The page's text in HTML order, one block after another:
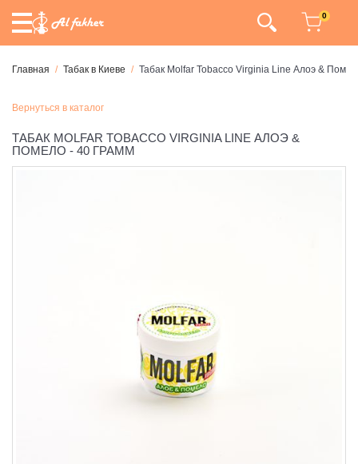
0
Главная Табак в Киеве Табак Molfar Tobacco Virginia Line Алоэ &
Вернуться в каталог
ТАБАК MOLFAR TOBACCO VIRGINIA LINE АЛОЭ &
ПОМЕЛО - 40 ГРАММ